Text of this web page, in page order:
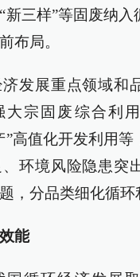
新三样”等固废纳入
布局。
发展重点领域和
大宗固废综合利
”高值化开发利用等
环境风险隐患突
，分品类细化循环
能